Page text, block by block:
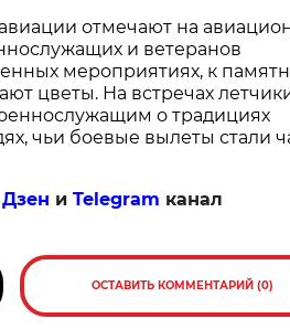
отмечают на
и ветеранов
мероприятиях, к
цветы. На встречах
о традициях
чьи боевые вылеты стали
Дзен и Telegram канал
ОСТАВИТЬ КОММЕНТАРИЙ (0)